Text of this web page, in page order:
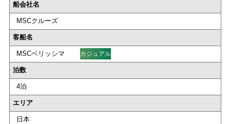
船会社名
MSCクルーズ
客船名
MSCベリッシマ カジュアル
泊数
4泊
エリア
日本